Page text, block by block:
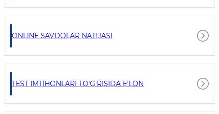
ONLINE SAVDOLAR NATIJASI
TEST IMTIHONLARI TO'G'RISIDA E'LON